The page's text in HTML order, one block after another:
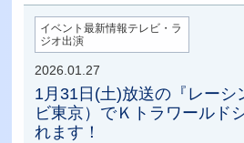
イベント最新情報テレビ・ラ
ジオ出演
2026.01.27
1月31日(土)放送の『レーシ
ビ東京）でＫトラワールド
れます！